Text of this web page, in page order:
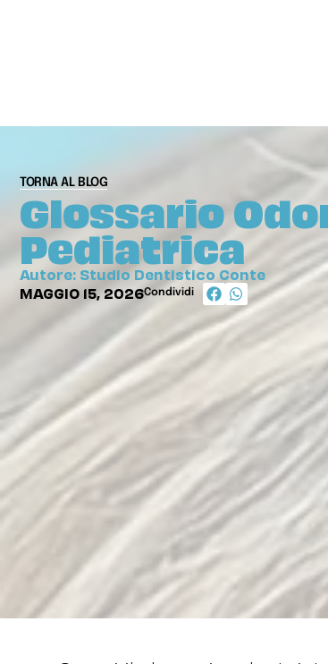
TORNA AL BLOG
Glossario
Pediatrica
Autore: Studio Dentistico Conte
MAGGIO 15, 2026Condividi